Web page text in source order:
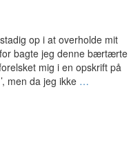
op i at overholde mit
bagte jeg denne bærtærte
mig i en opskrift på
men da jeg ikke …